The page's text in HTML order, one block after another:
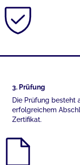
3. Prüfung
Die Prüfung besteht
erfolgreichem
Zertifikat.